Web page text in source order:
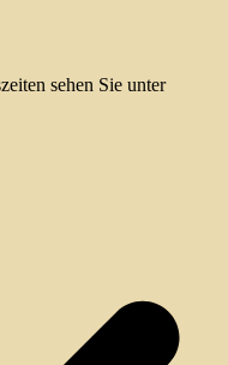
sehen Sie unter